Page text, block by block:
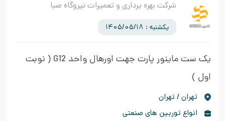
شرکت بهره برداری و تعمیرات نیروگاه صبا
یکشنبه : 1405/05/18
یک ست ماینور پارت جهت اورهال واحد G12
( نوبت
اول )
تهران / تهران
انواع توربین های صنعتی